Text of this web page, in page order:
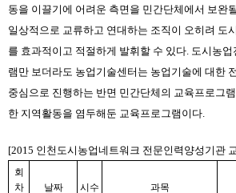
동을 이끌기에 어려운 측면을 민간단체에서 보완
일상적으로 교류하고 연대하는 조직이 오히려 도
를 효과적이고 적절하게 발휘할 수 있다. 도시농
램만 보더라도 농업기술센터는 농업기술에 대한
중심으로 진행하는 반면 민간단체의 교육프로그
한 지역활동을 염두해둔 교육프로그램이다.
[2015 인천도시농업네트워크 전문인력양성기관
회
차
날짜 시수 과목